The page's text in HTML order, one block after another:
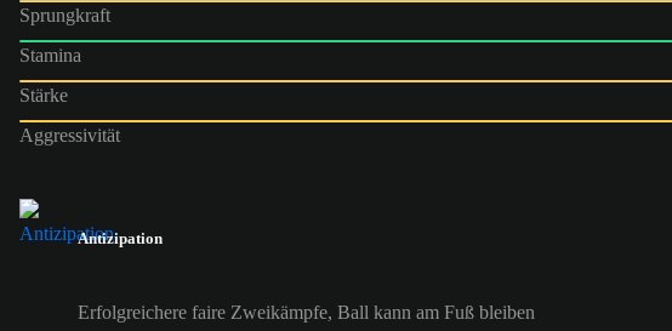
Sprungkraft
Stamina
Stärke
Aggressivität
Antizipation
Erfolgreichere faire Zweikämpfe, Ball kann am Fuß bleiben